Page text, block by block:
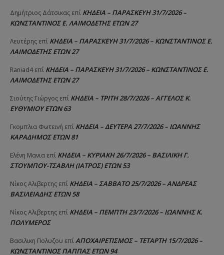
Δημήτριος Δάτσικας επί ΚΗΔΕΙΑ – ΠΑΡΑΣΚΕΥΗ 31/7/2026 –
ΚΩΝΣΤΑΝΤΙΝΟΣ Ε. ΛΑΙΜΟΔΕΤΗΣ ΕΤΩΝ 27
Λευτέρης επί ΚΗΔΕΙΑ – ΠΑΡΑΣΚΕΥΗ 31/7/2026 – ΚΩΝΣΤΑΝΤΙΝΟΣ Ε.
ΛΑΙΜΟΔΕΤΗΣ ΕΤΩΝ 27
Raniad4 επί ΚΗΔΕΙΑ – ΠΑΡΑΣΚΕΥΗ 31/7/2026 – ΚΩΝΣΤΑΝΤΙΝΟΣ Ε.
ΛΑΙΜΟΔΕΤΗΣ ΕΤΩΝ 27
Σιούτης Γιώργος επί ΚΗΔΕΙΑ – ΤΡΙΤΗ 28/7/2026 – ΑΓΓΕΛΟΣ Κ.
ΕΥΘΥΜΙΟΥ ΕΤΩΝ 63
Γκομπλια Φωτεινή επί ΚΗΔΕΙΑ – ΔΕΥΤΕΡΑ 27/7/2026 – ΙΩΑΝΝΗΣ
ΚΑΡΑΔΗΜΟΣ ΕΤΩΝ 81
Ελένη Μανια επί ΚΗΔΕΙΑ – ΚΥΡΙΑΚΗ 26/7/2026 – ΒΑΣΙΛΙΚΗ Γ.
ΣΤΟΥΜΠΟΥ-ΤΣΑΒΛΗ (ΙΑΤΡΟΣ) ΕΤΩΝ 53
Νίκος Αλιβερτης επί ΚΗΔΕΙΑ – ΣΑΒΒΑΤΟ 25/7/2026 – ΑΝΔΡΕΑΣ
ΒΑΣΙΛΕΙΑΔΗΣ ΕΤΩΝ 58
Νίκος Αλιβερτης επί ΚΗΔΕΙΑ – ΠΕΜΠΤΗ 23/7/2026 – ΙΩΑΝΝΗΣ Κ.
ΠΟΛΥΜΕΡΟΣ
Βασιλικη Πολυζου επίΑΠΟΧΑΙΡΕΤΙΣΜΟΣ – ΤΕΤΑΡΤΗ 15/7/2026 –
ΚΩΝΣΤΑΝΤΙΝΟΣ ΠΑΠΠΑΣ ΕΤΩΝ 94